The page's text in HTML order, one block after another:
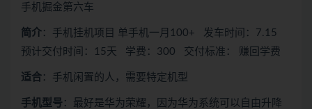
手机掘金第六车
简介 ：手机挂机项目 单手机一月100+ 发车时间：7.15
预计交付时间：15天 学费：300 交付标准： 赚回学费
适合 ：手机闲置的人，需要特定机型
手机型号 ：最好是华为荣耀，因为华为系统可以自由升降